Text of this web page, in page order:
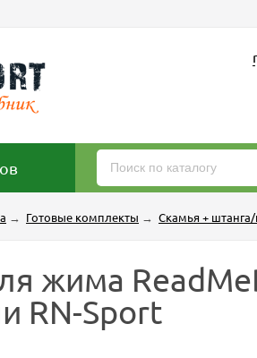
→ Готовые комплекты → Скамья +
жима
RN-Sport